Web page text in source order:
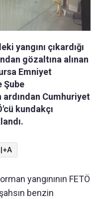
yangını çıkardığı
gözaltına alınan
Emniyet
Şube
Cumhuriyet
kundakçı
|+A
yangınının FETÖ
benzin